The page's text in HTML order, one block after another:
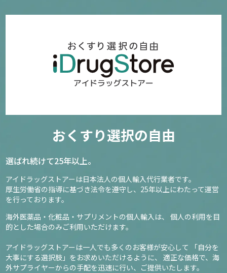
おくすり選択の自由
選ばれ続けて25年以上。
アイドラッグストアーは日本法人の個人輸入代行業者です。
厚生労働省の指導に基づき法令を遵守し、 25年以上にわたって運営
を行っております。
海外医薬品・化粧品・サプリメントの個人輸入は、
個人の利用を目
的とした場合のみご利用いただけます。
アイドラッグストアーは一人でも多くのお客様が安心して
「自分を
大事にする選択肢」をお求めいただけるように、
適正な価格で、海
外サプライヤーからの手配を迅速に行い、ご提供いたします。